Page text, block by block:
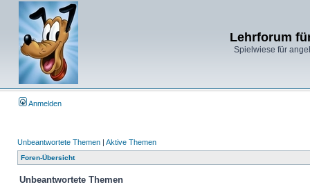
Lehrforum
Spielwiese für
Anmelden
Unbeantwortete Themen | Aktive Themen
Foren-Übersicht
Unbeantwortete Themen